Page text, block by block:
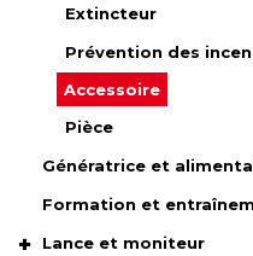
Extincteur
Prévention des
Accessoire
Pièce
Génératrice et
Formation et
Lance et moniteur